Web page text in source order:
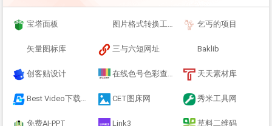
宝塔面板 图片格式转换工具 乞丐的项目
矢量图标库 三与六短网址 Baklib
创客贴设计 在线色号色彩查询 天天素材库
Best Video下载器 CET图床网 秀米工具网
免费AI-PPT Link3 草料二维码